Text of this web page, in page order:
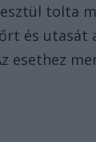
tolta
és utasát
esethez